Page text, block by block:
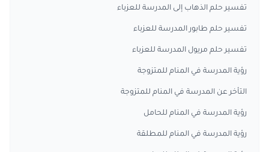
تفسير حلم الذهاب إلى المدرسة للعزباء
تفسير حلم طابور المدرسة للعزباء
تفسير حلم مريول المدرسة للعزباء
رؤية المدرسة في المنام للمتزوجة
التأخر عن المدرسة في المنام للمتزوجة
رؤية المدرسة في المنام للحامل
رؤية المدرسة في المنام للمطلقة